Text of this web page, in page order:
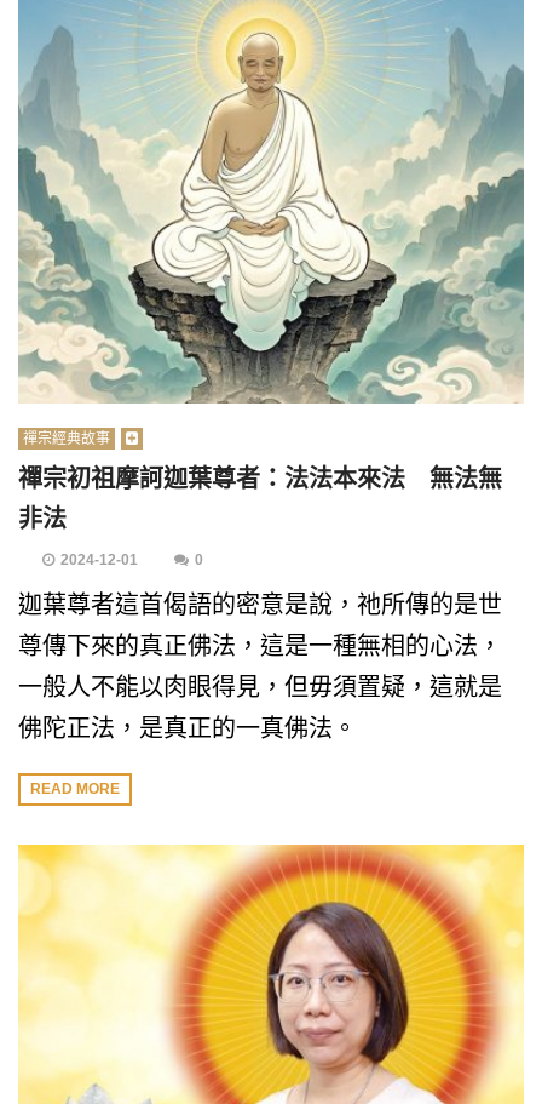
禪宗經典故事
禪宗初祖摩訶迦葉尊者：法法本來法 無法無
非法
2024-12-01 0
迦葉尊者這首偈語的密意是說，祂所傳的是世
尊傳下來的真正佛法，這是一種無相的心法，
一般人不能以肉眼得見，但毋須置疑，這就是
佛陀正法，是真正的一真佛法。
READ MORE